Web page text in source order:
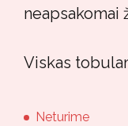
neapsakomai
Viskas
Neturime